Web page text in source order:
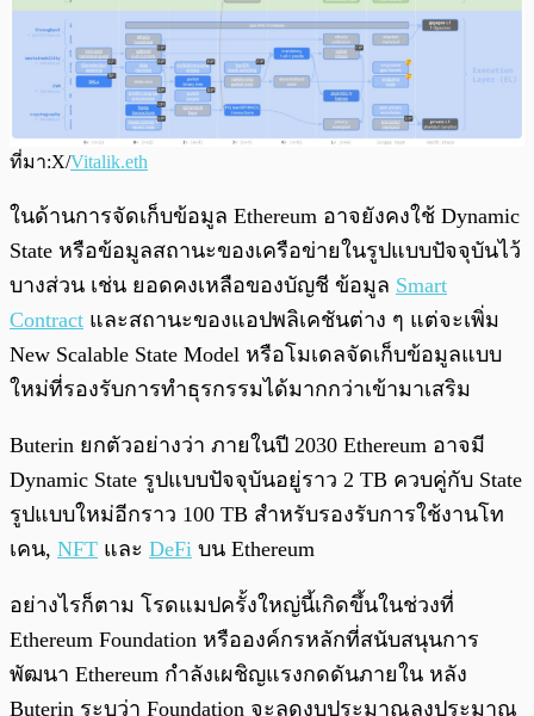
ที่มา:X/Vitalik.eth
ในด้านการจัดเก็บข้อมูล Ethereum อาจยังคงใช้ Dynamic
State หรือข้อมูลสถานะของเครือข่ายในรูปแบบปัจจุบันไว้
บางส่วน เช่น ยอดคงเหลือของบัญชี ข้อมูล Smart
Contract และสถานะของแอปพลิเคชันต่าง ๆ แต่จะเพิ่ม
New Scalable State Model หรือโมเดลจัดเก็บข้อมูลแบบ
ใหม่ที่รองรับการทำธุรกรรมได้มากกว่าเข้ามาเสริม
Buterin ยกตัวอย่างว่า ภายในปี 2030 Ethereum อาจมี
Dynamic State รูปแบบปัจจุบันอยู่ราว 2 TB ควบคู่กับ State
รูปแบบใหม่อีกราว 100 TB สำหรับรองรับการใช้งานโท
เคน, NFT และ DeFi บน Ethereum
อย่างไรก็ตาม โรดแมปครั้งใหญ่นี้เกิดขึ้นในช่วงที่
Ethereum Foundation หรือองค์กรหลักที่สนับสนุนการ
พัฒนา Ethereum กำลังเผชิญแรงกดดันภายใน หลัง
Buterin ระบุว่า Foundation จะลดงบประมาณลงประมาณ